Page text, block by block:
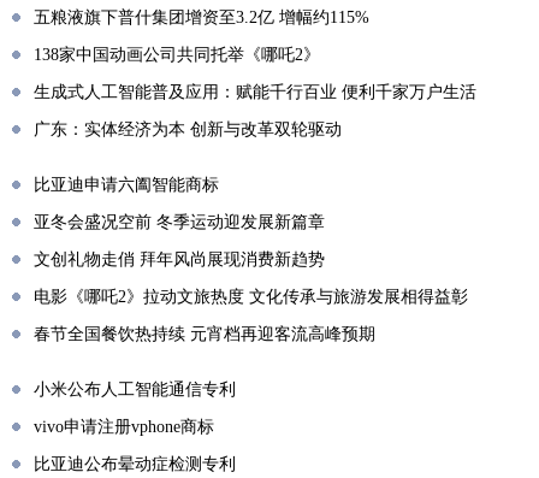
五粮液旗下普什集团增资至3.2亿 增幅约115%
138家中国动画公司共同托举《哪吒2》
生成式人工智能普及应用：赋能千行百业 便利千家万户生活
广东：实体经济为本 创新与改革双轮驱动
比亚迪申请六阖智能商标
亚冬会盛况空前 冬季运动迎发展新篇章
文创礼物走俏 拜年风尚展现消费新趋势
电影《哪吒2》拉动文旅热度 文化传承与旅游发展相得益彰
春节全国餐饮热持续 元宵档再迎客流高峰预期
小米公布人工智能通信专利
vivo申请注册vphone商标
比亚迪公布晕动症检测专利